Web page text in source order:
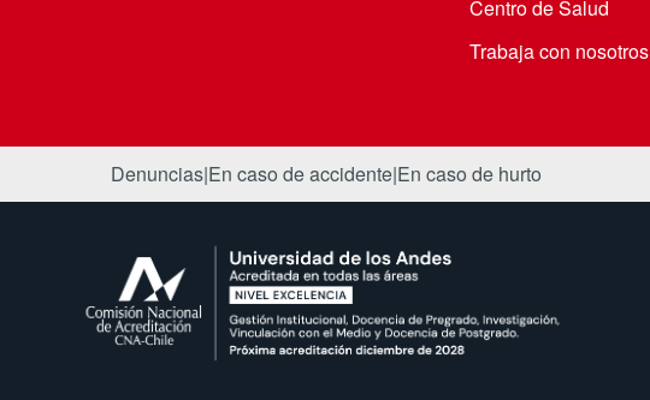
Centro de Salud
Trabaja con nosotros
Denuncias|En caso de accidente|En caso de hurto